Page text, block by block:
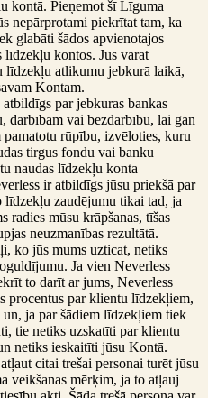
kontā. Pieņemot šī Līguma
nepārprotami piekrītat tam, ka
glabāti šādos apvienotajos
līdzekļu kontos. Jūs varat
līdzekļu atlikumu jebkurā laikā,
Kontam.
par jebkuras bankas
darbībām vai bezdarbību, lai gan
pamatotu rūpību, izvēloties, kuru
tirgus fondu vai banku
naudas līdzekļu konta
ir atbildīgs jūsu priekšā par
līdzekļu zaudējumu tikai tad, ja
radies mūsu krāpšanas, tīšas
neuzmanības rezultātā.
ko jūs mums uzticat, netiks
Ja vien Neverless
to darīt ar jums, Neverless
procentus par klientu līdzekļiem,
un, ja par šādiem līdzekļiem tiek
tie netiks uzskatīti par klientu
netiks ieskaitīti jūsu Kontā.
citai trešai personai turēt jūsu
veikšanas mērķim, ja to atļauj